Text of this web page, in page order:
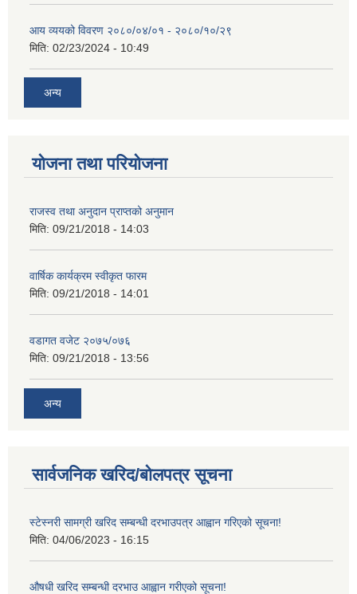
आय व्ययको विवरण २०८०/०४/०१ - २०८०/१०/२९
मिति: 02/23/2024 - 10:49
अन्य
योजना तथा परियोजना
राजस्व तथा अनुदान प्राप्तको अनुमान
मिति: 09/21/2018 - 14:03
वार्षिक कार्यक्रम स्वीकृत फारम
मिति: 09/21/2018 - 14:01
वडागत वजेट २०७५/०७६
मिति: 09/21/2018 - 13:56
अन्य
सार्वजनिक खरिद/बोलपत्र सूचना
स्टेस्नरी सामग्री खरिद सम्बन्धी दरभाउपत्र आह्वान गरिएको सूचना!
मिति: 04/06/2023 - 16:15
औषधी खरिद सम्बन्धी दरभाउ आह्वान गरीएको सूचना!